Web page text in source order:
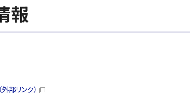
報
（外部リンク）